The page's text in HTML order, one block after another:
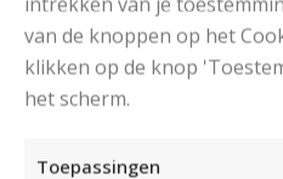
van de knoppen op het
klikken op de knop
het scherm.
Toepassingen